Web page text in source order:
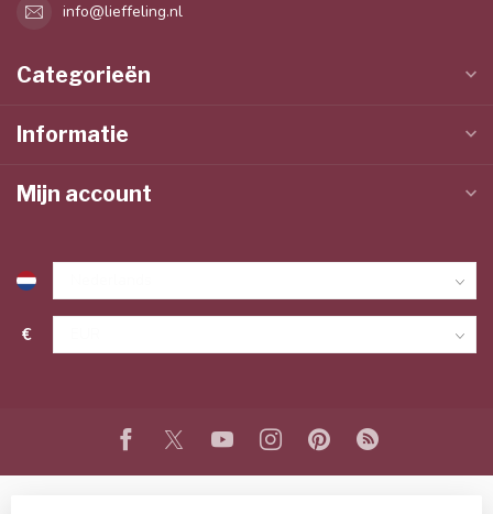
info@lieffeling.nl
Categorieën
Informatie
Mijn account
€